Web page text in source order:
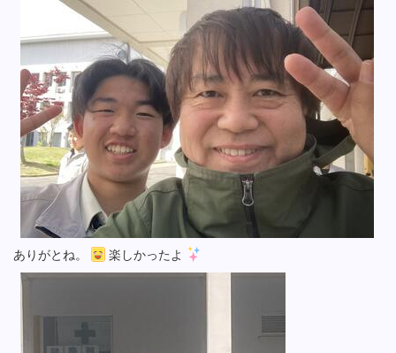
ありがとね。 楽しかったよ